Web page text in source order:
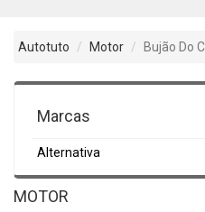
Autotuto Motor Bujão Do
Marcas
Alternativa
MOTOR